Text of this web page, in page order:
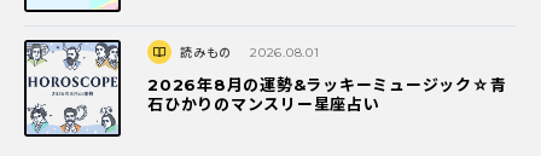
読みもの 2026.08.01
2026年8月の運勢&ラッキーミュージック☆青
石ひかりのマンスリー星座占い